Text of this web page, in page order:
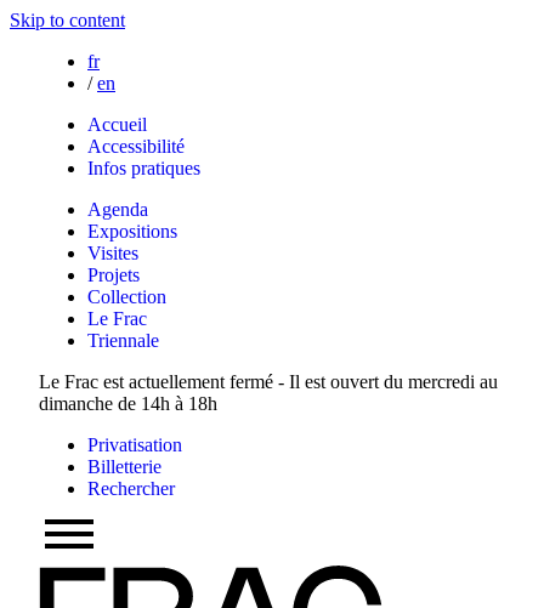
Skip to content
fr
/ en
Accueil
Accessibilité
Infos pratiques
Agenda
Expositions
Visites
Projets
Collection
Le Frac
Triennale
Le Frac est actuellement fermé - Il est ouvert du mercredi au
dimanche de 14h à 18h
Privatisation
Billetterie
Rechercher